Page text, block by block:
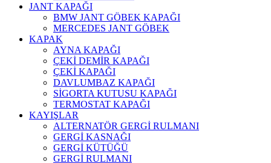
JANT KAPAĞI
BMW JANT GÖBEK KAPAĞI
MERCEDES JANT GÖBEK
KAPAK
AYNA KAPAĞI
ÇEKİ DEMİR KAPAĞI
ÇEKİ KAPAĞI
DAVLUMBAZ KAPAĞI
SİGORTA KUTUSU KAPAĞI
TERMOSTAT KAPAĞI
KAYIŞLAR
ALTERNATÖR GERGİ RULMANI
GERGİ KASNAĞI
GERGİ KÜTÜĞÜ
GERGİ RULMANI